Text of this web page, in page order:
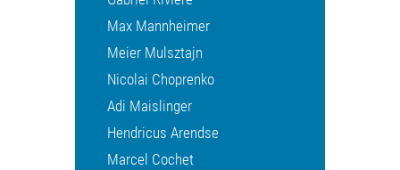
Max Mannheimer
Meier Mulsztajn
Nicolai Choprenko
Adi Maislinger
Hendricus Arendse
Marcel Cochet